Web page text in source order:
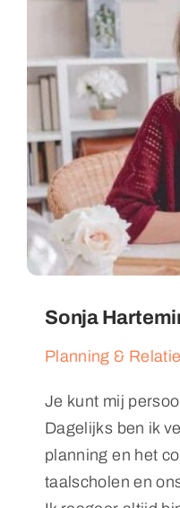
Sonja
Planning &
Je kunt mij
Dagelijks ben ik
planning en het
taalscholen en